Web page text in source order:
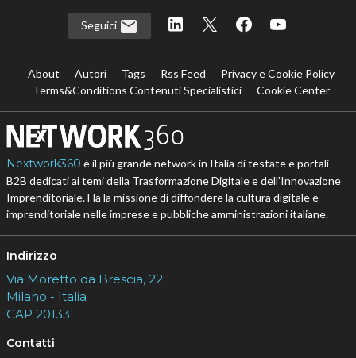
Seguici
About Autori Tags Rss Feed
Privacy e Cookie Policy
Terms&Conditions Contenuti Specialistici
Cookie Center
Nextwork360 è il più grande network in Italia di testate e portali
B2B dedicati ai temi della Trasformazione Digitale e dell’Innovazione
Imprenditoriale. Ha la missione di diffondere la cultura digitale e
imprenditoriale nelle imprese e pubbliche amministrazioni italiane.
Indirizzo
Via Moretto da Brescia, 22
Milano - Italia
CAP 20133
Contatti